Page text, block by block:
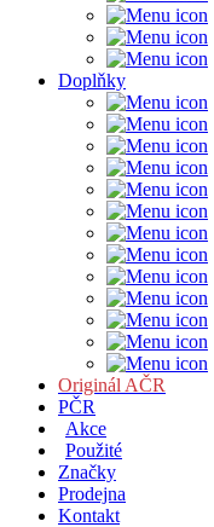
Doplňky
Originál AČR
PČR
Akce
Použité
Značky
Prodejna
Kontakt